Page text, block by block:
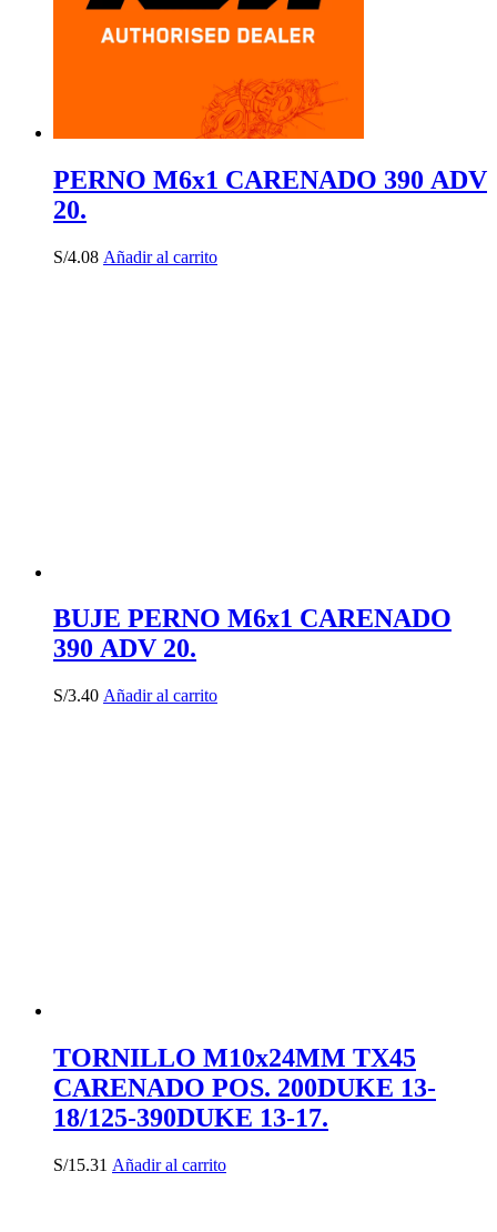
PERNO M6x1 CARENADO 390 ADV
20.
S/4.08 Añadir al carrito
BUJE PERNO M6x1 CARENADO
390 ADV 20.
S/3.40 Añadir al carrito
TORNILLO M10x24MM TX45
CARENADO POS. 200DUKE 13-
18/125-390DUKE 13-17.
S/15.31 Añadir al carrito